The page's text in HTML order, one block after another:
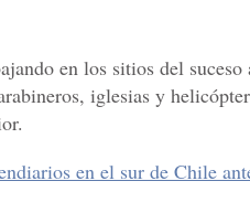
en los sitios del
iglesias y
en el sur de Chile